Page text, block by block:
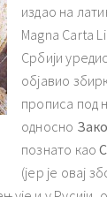
издао на
Magna Carta
Србији
објавио
прописа под
односно
познато као
(јер је овај